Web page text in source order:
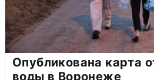
Опубликована карта
воды в Воронеже